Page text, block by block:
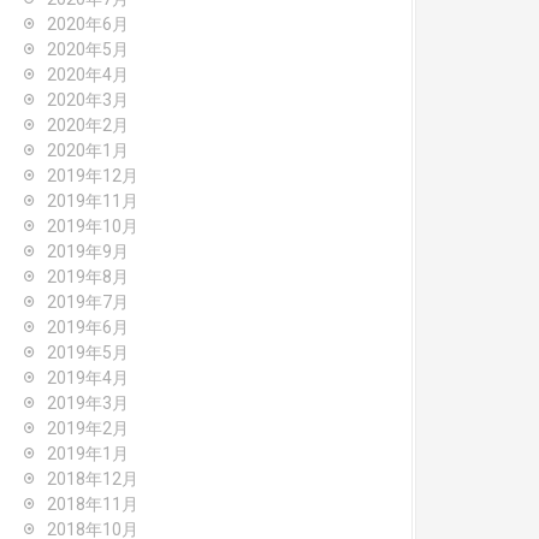
2020年6月
2020年5月
2020年4月
2020年3月
2020年2月
2020年1月
2019年12月
2019年11月
2019年10月
2019年9月
2019年8月
2019年7月
2019年6月
2019年5月
2019年4月
2019年3月
2019年2月
2019年1月
2018年12月
2018年11月
2018年10月